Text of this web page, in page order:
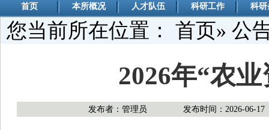
首页 本所概况 人才队伍 科研工作 科
您当前所在位置： 首页» 公
2026年“农
发布者：管理员 发布时间：2026-06-17